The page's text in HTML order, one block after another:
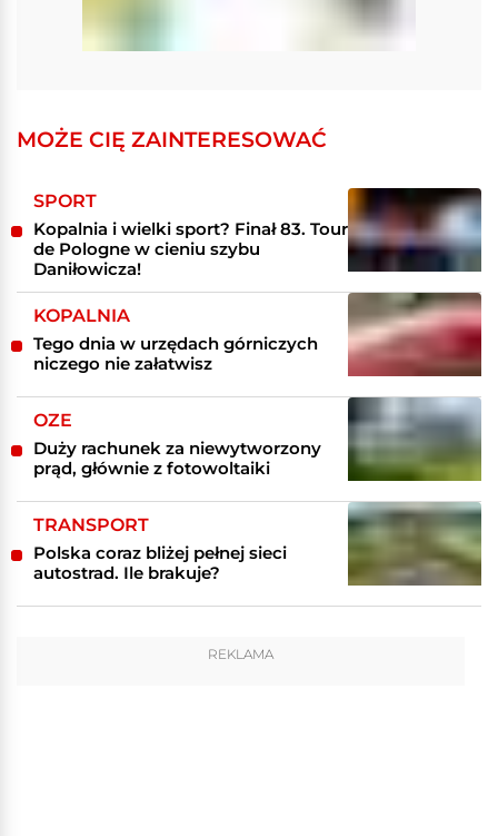
MOŻE CIĘ ZAINTERESOWAĆ
SPORT
Kopalnia i wielki sport? Finał 83. Tour
de Pologne w cieniu szybu
Daniłowicza!
KOPALNIA
Tego dnia w urzędach górniczych
niczego nie załatwisz
OZE
Duży rachunek za niewytworzony
prąd, głównie z fotowoltaiki
TRANSPORT
Polska coraz bliżej pełnej sieci
autostrad. Ile brakuje?
REKLAMA